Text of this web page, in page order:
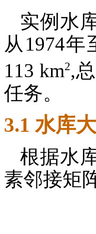
实例水
从1974
113 km2,
任务。
3.1 水库
根据水
素邻接矩